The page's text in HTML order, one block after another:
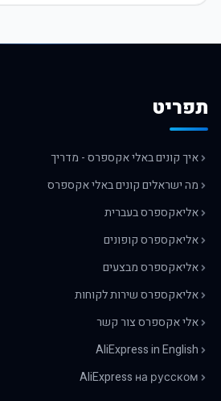
תפריט
איך קונים באלי אקספרס - מדריך
מה ישראלים קונים באלי אקספרס
אליאקספרס בעברית
אליאקספרס קופונים
אליאקספרס מבצעים
אליאקספרס שירות לקוחות
אלי אקספרס צור קשר
AliExpress in English
AliExpress на русском